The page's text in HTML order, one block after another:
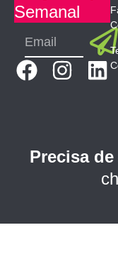
Semanal
Email
F
b
k
I
a
a
L
e
d
n
Precisa